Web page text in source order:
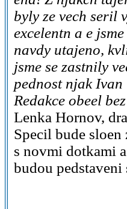
byly ze vech seril
excelentn a e
navdy utajeno,
jsme se zastnily
pednost njak Ivan
Redakce obeel
Lenka Hornov,
Specil bude
s novmi dotkami
budou